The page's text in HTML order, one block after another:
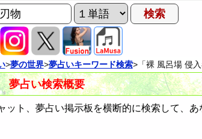
>夢の世界>夢占いキーワード検索>「裸 風呂場 侵
夢占い検索概要
ト、夢占い掲示板を横断的に検索して、あ